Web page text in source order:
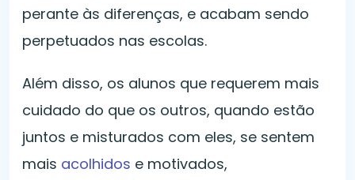
perante às diferenças, e acabam sendo
perpetuados nas escolas.
Além disso, os alunos que requerem mais
cuidado do que os outros, quando estão
juntos e misturados com eles, se sentem
mais acolhidos e motivados,